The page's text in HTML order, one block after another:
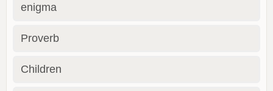
enigma
Proverb
Children